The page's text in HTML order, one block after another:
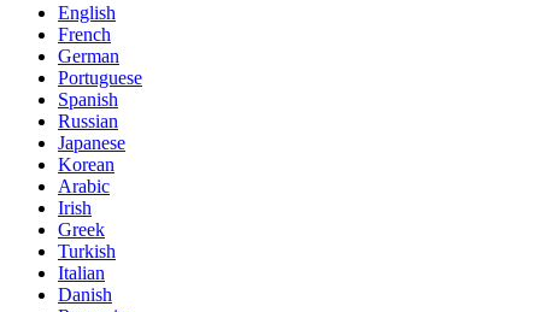
English
French
German
Portuguese
Spanish
Russian
Japanese
Korean
Arabic
Irish
Greek
Turkish
Italian
Danish